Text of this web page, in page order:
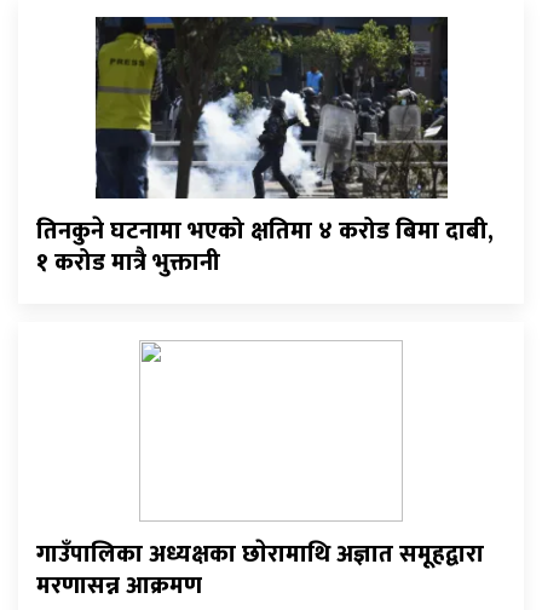
तिनकुने घटनामा भएको क्षतिमा ४ करोड बिमा दाबी,
१ करोड मात्रै भुक्तानी
गाउँपालिका अध्यक्षका छाेरामाथि अज्ञात समूहद्वारा
मरणासन्न आक्रमण